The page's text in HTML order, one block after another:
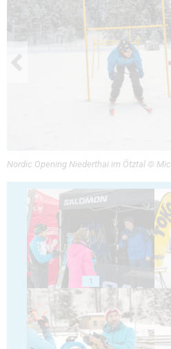
Nordic Opening Niederthai im Ötztal ©
1